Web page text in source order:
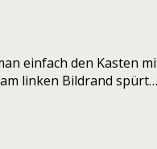
einfach den Kasten
am linken Bildrand